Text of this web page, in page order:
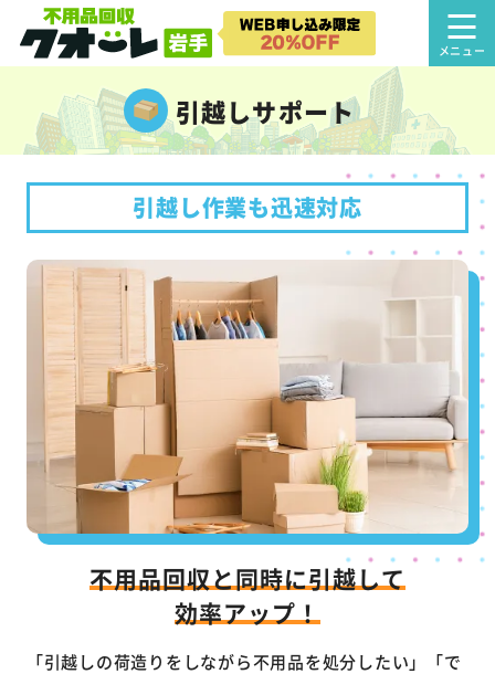
引越しサポート
引越し作業も迅速対応
不用品回収と同時に引越して
効率アップ！
「引越しの荷造りをしながら不用品を処分したい」「で